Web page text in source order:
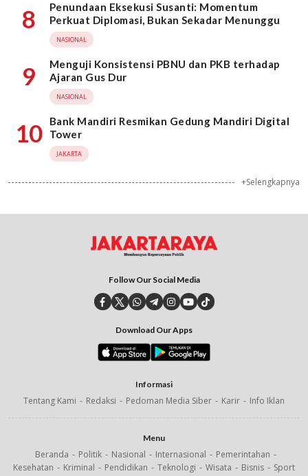
8
Penundaan Eksekusi Susanti: Momentum
Perkuat Diplomasi, Bukan Sekadar Menunggu
NASIONAL
9
Menguji Konsistensi PBNU dan PKB terhadap
Ajaran Gus Dur
NASIONAL
10
Bank Mandiri Resmikan Gedung Mandiri Digital
Tower
JAKARTA
+Selengkapnya
Follow Our Social Media
Download Our Apps
Informasi
Tentang Kami Redaksi Pedoman Media Siber Karir Info Iklan
Menu
Beranda Politik Nasional Internasional
Pemerintahan
Kesehatan
Kriminal Pendidikan Teknologi Wisata Bisnis Sport